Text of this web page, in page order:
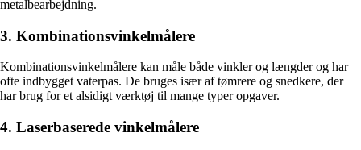
metalbearbejdning.
3. Kombinationsvinkelmålere
Kombinationsvinkelmålere kan måle både vinkler og længder og har
ofte indbygget vaterpas. De bruges især af tømrere og snedkere, der
har brug for et alsidigt værktøj til mange typer opgaver.
4. Laserbaserede vinkelmålere